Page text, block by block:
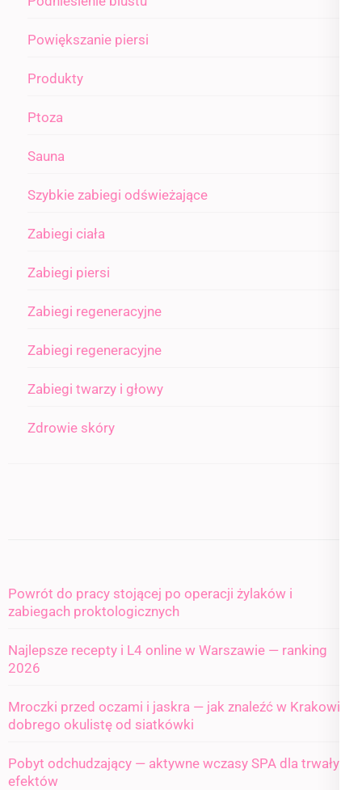
Powiększanie piersi
Produkty
Ptoza
Sauna
Szybkie zabiegi odświeżające
Zabiegi ciała
Zabiegi piersi
Zabiegi regeneracyjne
Zabiegi regeneracyjne
Zabiegi twarzy i głowy
Zdrowie skóry
Powrót do pracy stojącej po operacji żylaków i
zabiegach proktologicznych
Najlepsze recepty i L4 online w Warszawie — ranking
2026
Mroczki przed oczami i jaskra — jak znaleźć w Krakowie
dobrego okulistę od siatkówki
Pobyt odchudzający — aktywne wczasy SPA dla trwałych
efektów